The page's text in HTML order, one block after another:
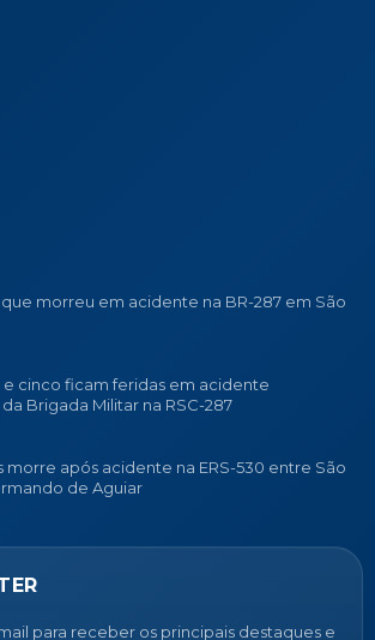
morreu em acidente na BR-287 em São
cinco ficam feridas em acidente
Brigada Militar na RSC-287
morre após acidente na ERS-530 entre São
de Aguiar
para receber os principais destaques e